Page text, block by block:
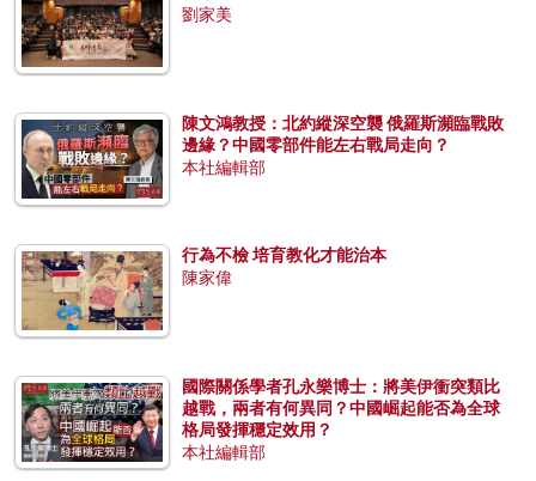
劉家美
陳文鴻教授：北約縱深空襲 俄羅斯瀕臨戰敗
邊緣？中國零部件能左右戰局走向？
本社編輯部
行為不檢 培育教化才能治本
陳家偉
國際關係學者孔永樂博士：將美伊衝突類比
越戰，兩者有何異同？中國崛起能否為全球
格局發揮穩定效用？
本社編輯部